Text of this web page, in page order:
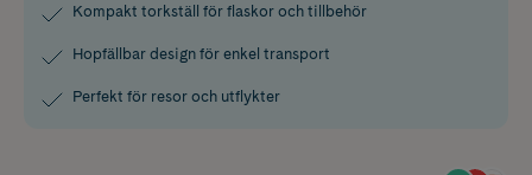
Kompakt torkställ för flaskor och tillbehör
Hopfällbar design för enkel transport
Perfekt för resor och utflykter